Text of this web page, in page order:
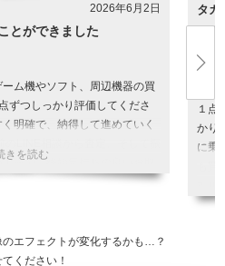
2026年6月2日
とができました
ム機やソフト、周辺機器の買
ずつしっかり評価してくださ
明確で、納得して進めていく
寧で、終始気持ちの良いお取
ゲームをBEEPさんにお任せ
タカ
ほ
す
１点
かり
に乗
エフェクトが変化するかも…？
ください！